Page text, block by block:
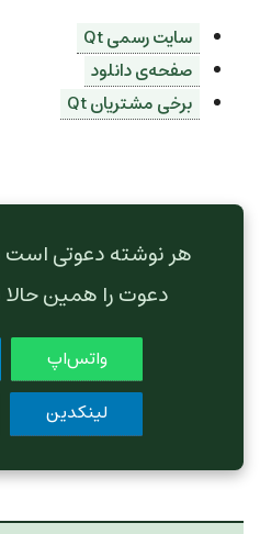
سایت رسمی Qt
صفحه‌ی دانلود
برخی مشتریان Qt
هر نوشته دعوتی است
دعوت را همین حالا
واتس‌اپ
لینکدین